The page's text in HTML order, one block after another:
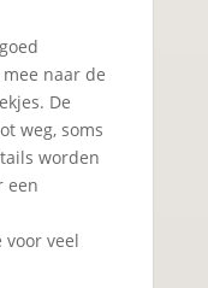
naar de
De
weg, soms
worden
een
veel